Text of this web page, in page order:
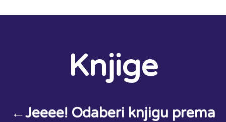
Knjige
←Jeeee! Odaberi knjigu prema